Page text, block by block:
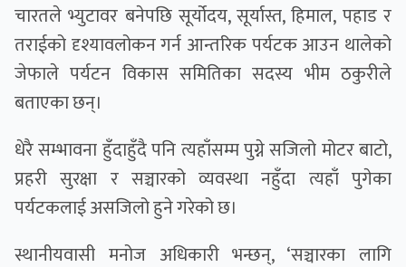
चारतले भ्युटावर बनेपछि सूर्योदय, सूर्यास्त, हिमाल, पहाड र
तराईको दृश्यावलोकन गर्न आन्तरिक पर्यटक आउन थालेको
जेफाले पर्यटन विकास समितिका सदस्य भीम ठकुरीले
बताएका छन्।
धेरै सम्भावना हुँदाहुँदै पनि त्यहाँसम्म पुग्ने सजिलो मोटर बाटो,
प्रहरी सुरक्षा र सञ्चारको व्यवस्था नहुँदा त्यहाँ पुगेका
पर्यटकलाई असजिलो हुने गरेको छ।
स्थानीयवासी मनोज अधिकारी भन्छन्, ‘सञ्चारका लागि